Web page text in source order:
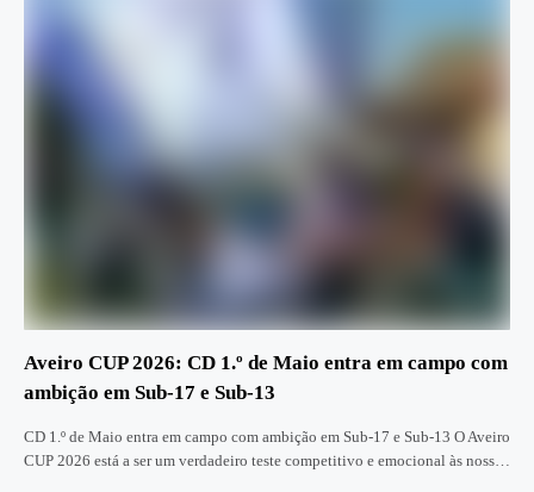
Aveiro CUP 2026: CD 1.º de Maio entra em campo com
ambição em Sub‑17 e Sub‑13
CD 1.º de Maio entra em campo com ambição em Sub‑17 e Sub‑13 O Aveiro
CUP 2026 está a ser um verdadeiro teste competitivo e emocional às nossas